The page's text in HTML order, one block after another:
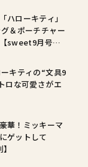
ハローキティ」
＆ポーチチャー
sweet9月号増
キティの“文具9
ロな可愛さがエ
華！ミッキーマ
ゲットして